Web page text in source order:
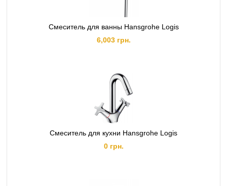
Смеситель для ванны Hansgrohe Logis
6,003 грн.
Смеситель для кухни Hansgrohe Logis
0 грн.